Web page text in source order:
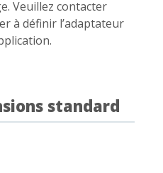
Veuillez contacter
à définir l’adaptateur
standard